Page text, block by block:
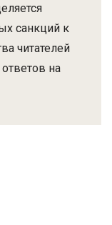
санкций к
читателей
на